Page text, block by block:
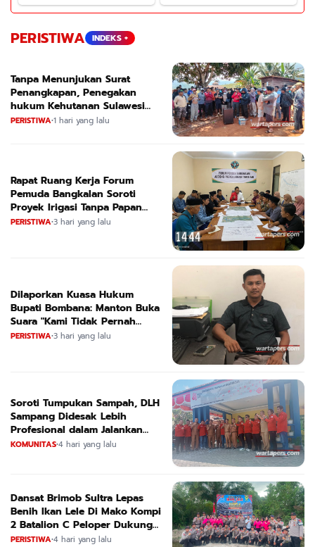
PERISTIWA INDEKS +
Tanpa Menunjukan Surat
Penangkapan, Penegakan
hukum Kehutanan Sulawesi
Selatan Culik Petani Ladah Di
PERISTIWA•1 hari yang lalu
Rapat Ruang Kerja Forum
Pemuda Bangkalan Soroti
Proyek Irigasi Tanpa Papan
Nama
PERISTIWA•3 hari yang lalu
Dilaporkan Kuasa Hukum
Bupati Bombana: Manton Buka
Suara "Kami Tidak Pernah
Menutup Ruang Hak Jawab"
PERISTIWA•3 hari yang lalu
Soroti Tumpukan Sampah, DLH
Sampang Didesak Lebih
Profesional dalam Jalankan
Tugas
KOMUNITAS•4 hari yang lalu
Dansat Brimob Sultra Lepas
Benih Ikan Lele Di Mako Kompi
2 Batalion C Peloper Dukung
ketahanan Pangan Nasional
PERISTIWA•4 hari yang lalu